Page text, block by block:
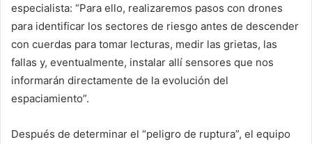
especialista: “Para ello, realizaremos pasos con drones
para identificar los sectores de riesgo antes de descender
con cuerdas para tomar lecturas, medir las grietas, las
fallas y, eventualmente, instalar allí sensores que nos
informarán directamente de la evolución del
espaciamiento”.
Después de determinar el “peligro de ruptura”, el equipo